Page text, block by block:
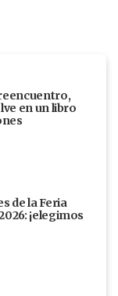
en un libro
de la Feria
¡elegimos